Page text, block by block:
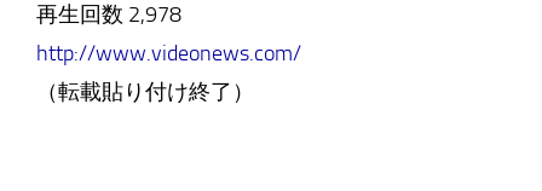
再生回数 2,978
http://www.videonews.com/
（転載貼り付け終了）